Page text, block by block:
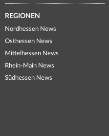
REGIONEN
Nordhessen News
Osthessen News
Mittelhessen News
Rhein-Main News
Südhessen News